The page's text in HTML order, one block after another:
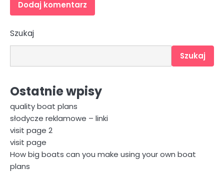
Szukaj
Szukaj
Ostatnie wpisy
quality boat plans
słodycze reklamowe – linki
visit page 2
visit page
How big boats can you make using your own boat
plans